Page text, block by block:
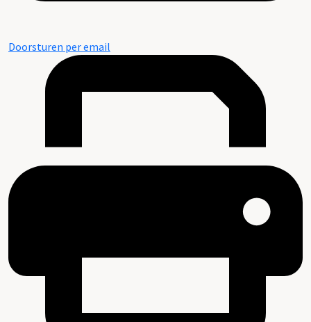
Doorsturen per email